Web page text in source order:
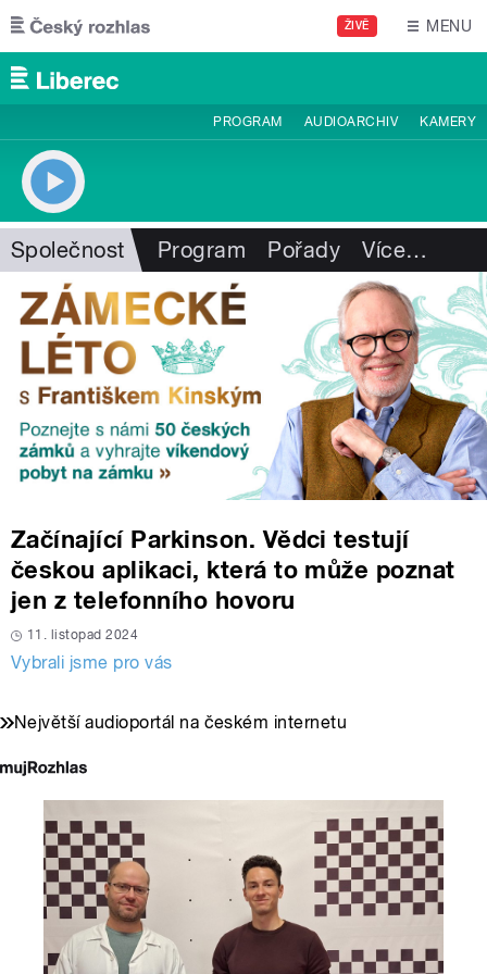
Přejít k hlavnímu obsahu
ŽIVĚ MENU
PROGRAM AUDIOARCHIV KAMERY
Společnost Program Pořady Více…
Začínající Parkinson. Vědci testují
českou aplikaci, která to může poznat
jen z telefonního hovoru
11. listopad 2024
Vybrali jsme pro vás
Největší audioportál na českém internetu